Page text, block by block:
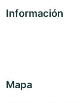
Información
Mapa